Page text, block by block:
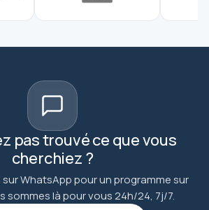
pas trouvé ce que vous
cherchiez ?
WhatsApp pour un programme sur
sommes là pour vous 24h/24, 7j/7.